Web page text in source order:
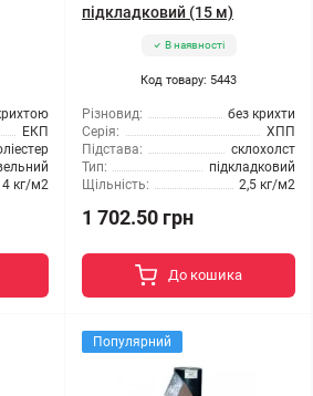
ЕКП
4 кг/м2
підкладковий (15 м)
В наявності
Код товару: 5443
Різновид:
без крихти
Серія:
ХПП
Підстава:
склохолст
Тип:
підкладковий
Щільність:
2,5 кг/м2
1 702.50 грн
До кошика
Популярний